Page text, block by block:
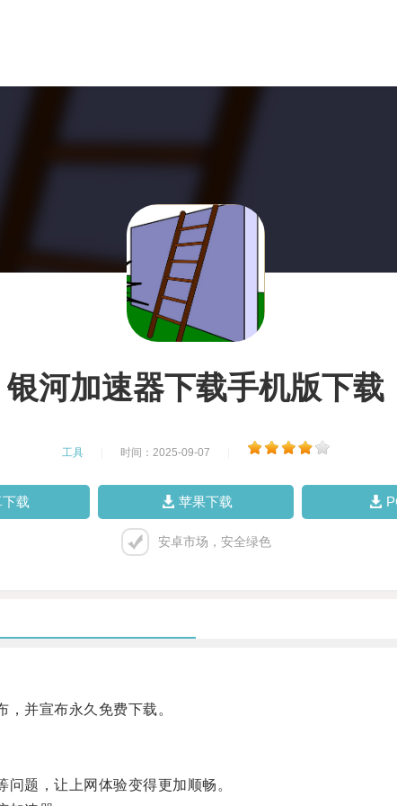
银河加速器下载手机版下载
工具 时间：2025-09-07
载 苹果下载
安卓市场，安全绿色
并宣布永久免费下载。
题，让上网体验变得更加顺畅。